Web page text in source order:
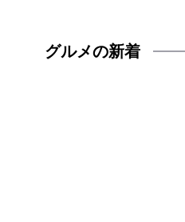
グルメの新着